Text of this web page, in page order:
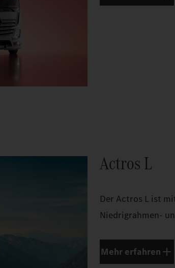
Actros L
Der Actros L ist
Niedrigrahmen-
Mehr erfahren